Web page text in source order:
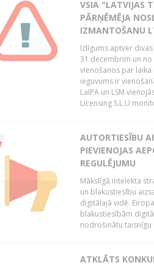
VSIA "LATVIJAS
PĀRŅĒMĒJA
IZMANTOŠANU
Izlīgums aptver
31.decembrim un no
vienošanos par
ieguvums ir
LaIPA un LSM
Licensing S.L.U
AUTORTIESĪBU
PIEVIENOJAS
REGULĒJUMU
Mākslīgā intelekta
un blakustiesību
digitālajā vidē.
blakustiesībām
nodrošinātu taisnīgu
ATKLĀTS